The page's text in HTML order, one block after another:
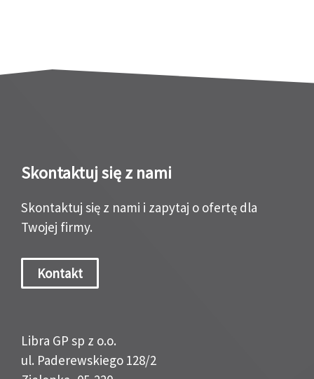
Skontaktuj się z nami
Skontaktuj się z nami i zapytaj o ofertę dla
Twojej firmy.
Kontakt
Libra GP sp z o.o.
ul. Paderewskiego 128/2